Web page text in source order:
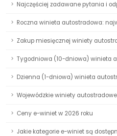
Najczęściej zadawane pytania i
Roczna winieta autostradowa:
Zakup miesięcznej winiety
Tygodniowa (10-dniowa) winieta
Dzienna (1-dniowa) winieta
Wojewódzkie winiety autostradowe
Ceny e-winiet w 2026 roku
Jakie kategorie e-winiet są